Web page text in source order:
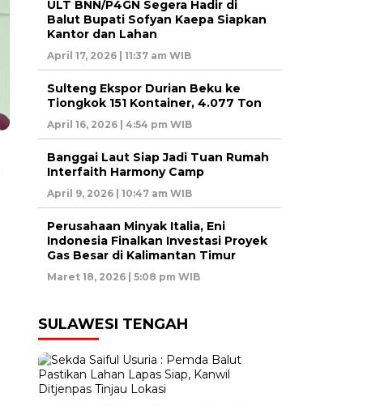
ULT BNN/P4GN Segera Hadir di
Balut Bupati Sofyan Kaepa Siapkan
Kantor dan Lahan
April 17, 2026 | 11:37 am WIB
Sulteng Ekspor Durian Beku ke
Tiongkok 151 Kontainer, 4.077 Ton
April 16, 2026 | 4:54 pm WIB
Banggai Laut Siap Jadi Tuan Rumah
Interfaith Harmony Camp
April 9, 2026 | 10:47 am WIB
Perusahaan Minyak Italia, Eni
Indonesia Finalkan Investasi Proyek
Gas Besar di Kalimantan Timur
Maret 18, 2026 | 5:08 pm WIB
SULAWESI TENGAH